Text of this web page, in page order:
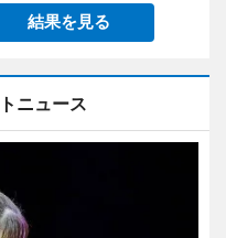
結果を見る
ニュース